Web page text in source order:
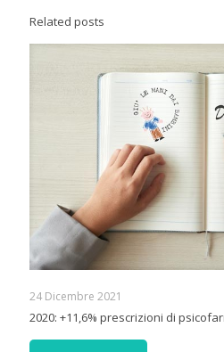
Related posts
24 Dicembre 2021
2020: +11,6% prescrizioni di